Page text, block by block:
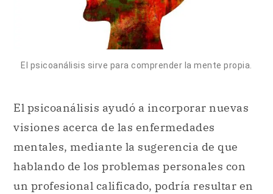
El psicoanálisis sirve para comprender la mente propia.
El psicoanálisis ayudó a incorporar nuevas
visiones acerca de las enfermedades
mentales, mediante la sugerencia de que
hablando de los problemas personales con
un profesional calificado, podría resultar en